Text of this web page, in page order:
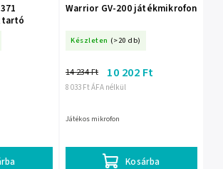
Warrior GV-200 játékmikrofon
Készleten (>20 db)
8 033 Ft ÁFA nélkül
14 234 Ft 10 202 Ft
Kosárba
Játékos mikrofon